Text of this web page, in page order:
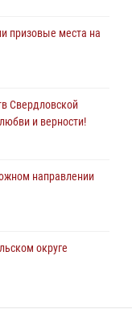
в зоне СВО
призовые места на
Свердловской
и верности!
направлении
округе